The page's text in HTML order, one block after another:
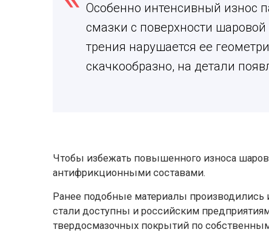
Особенно интенсивный износ
смазки с поверхности шаровой
трения нарушается ее
скачкообразно, на детали
Чтобы избежать повышенного износа
антифрикционными составами.
Ранее подобные материалы производились
стали доступны и российским
твердосмазочных покрытий по